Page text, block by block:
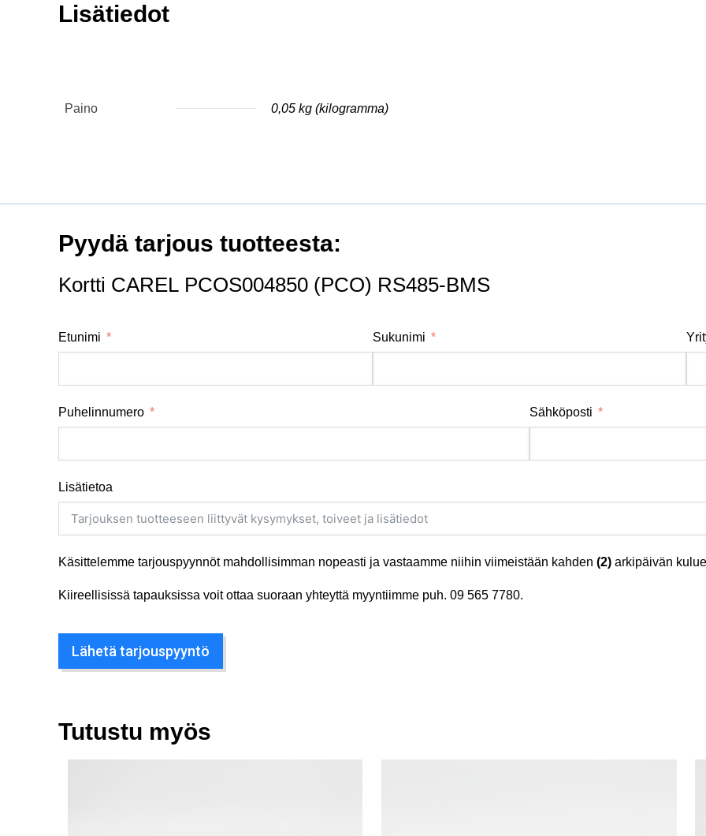
Lisätiedot
Paino 0,05 kg (kilogramma)
Pyydä tarjous tuotteesta:
Kortti CAREL PCOS004850 (PCO) RS485-BMS
Etunimi Sukunimi
Puhelinnumero Sähköposti
Lisätietoa
Käsittelemme tarjouspyynnöt mahdollisimman nopeasti ja vastaamme niihin viimeistään kahden (2) arkipäivän
Kiireellisissä tapauksissa voit ottaa suoraan yhteyttä myyntiimme puh. 09 565 7780.
Lähetä tarjouspyyntö
Tutustu myös